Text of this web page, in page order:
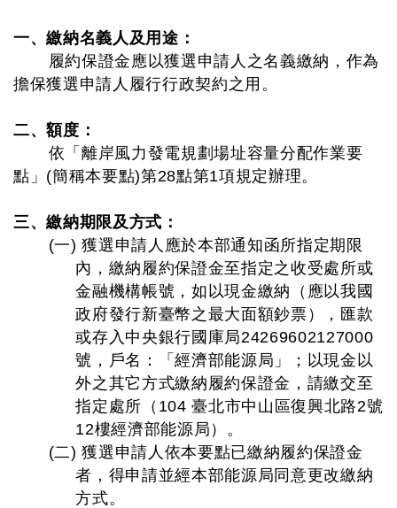
一、繳納名義人及用途：
履約保證金應以獲選申請人之名義繳納，作為
擔保獲選申請人履行行政契約之用。
二、額度：
依「離岸風力發電規劃場址容量分配作業要
點」(簡稱本要點)第28點第1項規定辦理。
三、繳納期限及方式：
(一) 獲選申請人應於本部通知函所指定期限
內，繳納履約保證金至指定之收受處所或
金融機構帳號，如以現金繳納（應以我國
政府發行新臺幣之最大面額鈔票），匯款
或存入中央銀行國庫局24269602127000
號，戶名：「經濟部能源局」；以現金以
外之其它方式繳納履約保證金，請繳交至
指定處所（104 臺北市中山區復興北路2號
12樓經濟部能源局）。
(二) 獲選申請人依本要點已繳納履約保證金
者，得申請並經本部能源局同意更改繳納
方式。